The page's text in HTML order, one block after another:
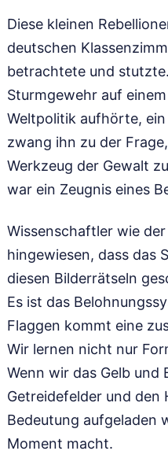
Diese kleinen
deutschen
betrachtete und
Sturmgewehr auf
Weltpolitik aufhörte,
zwang ihn zu der
Werkzeug der Gewalt
war ein Zeugnis eines
Wissenschaftler wie
hingewiesen, dass das
diesen Bilderrätseln
Es ist das
Flaggen kommt eine
Wir lernen nicht nur
Wenn wir das Gelb und
Getreidefelder und den
Bedeutung aufgeladen
Moment macht.